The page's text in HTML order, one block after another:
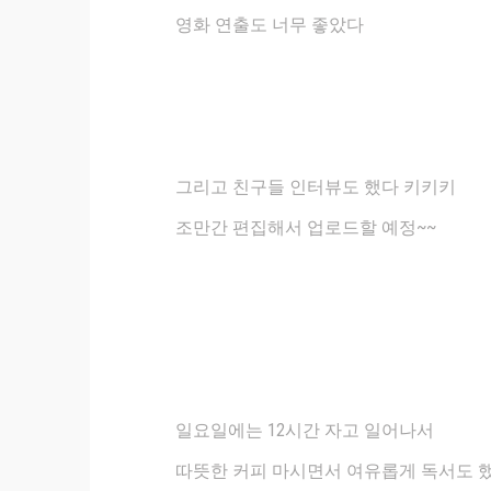
영화 연출도 너무 좋았다
그리고 친구들 인터뷰도 했다 키키키
조만간 편집해서 업로드할 예정~~
일요일에는 12시간 자고 일어나서
따뜻한 커피 마시면서 여유롭게 독서도